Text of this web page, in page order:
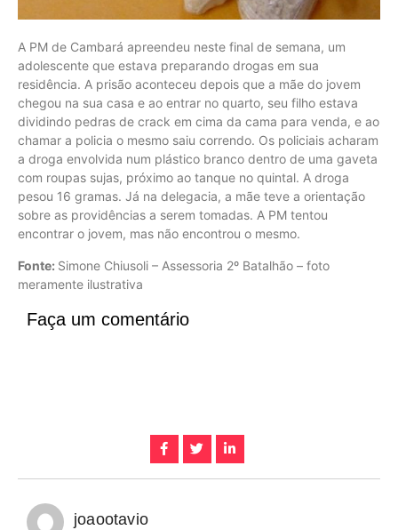
A PM de Cambará apreendeu neste final de semana, um
adolescente que estava preparando drogas em sua
residência. A prisão aconteceu depois que a mãe do jovem
chegou na sua casa e ao entrar no quarto, seu filho estava
dividindo pedras de crack em cima da cama para venda, e ao
chamar a policia o mesmo saiu correndo. Os policiais acharam
a droga envolvida num plástico branco dentro de uma gaveta
com roupas sujas, próximo ao tanque no quintal. A droga
pesou 16 gramas. Já na delegacia, a mãe teve a orientação
sobre as providências a serem tomadas. A PM tentou
encontrar o jovem, mas não encontrou o mesmo.
Fonte: Simone Chiusoli – Assessoria 2º Batalhão – foto
meramente ilustrativa
Faça um comentário
joaootavio